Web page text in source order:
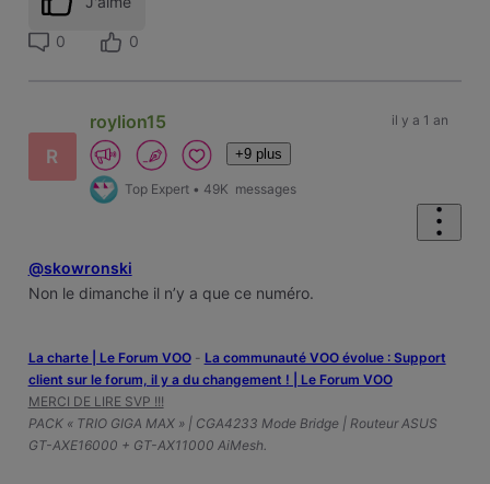
0 0
R
roylion15
+9 plus
Top Expert • 49K messages
il y a 1 an
@skowronski
Non le dimanche il n’y a que ce numéro.
La charte | Le Forum VOO- ‎La communauté VOO évolue : Support
client sur le forum, il y a du changement ! | Le Forum VOO
MERCI DE LIRE SVP !!!
PACK « TRIO GIGA MAX » | CGA4233 Mode Bridge | Routeur ASUS
GT-AXE16000 + GT-AX11000 AiMesh.